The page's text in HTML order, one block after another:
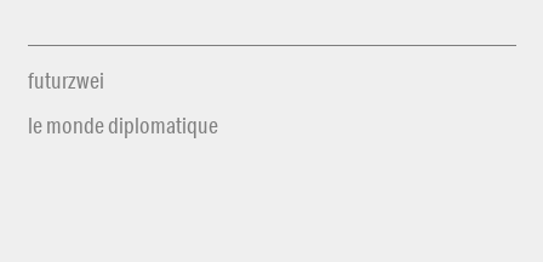
futurzwei
le monde diplomatique